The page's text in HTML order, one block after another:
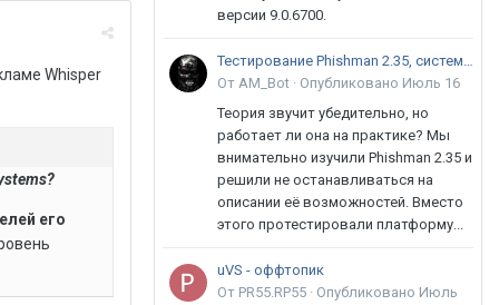
Whisper
его
версии 9.0.6700.
Тестирование Phishman 2.35, системы повышения осведомлённости пользователей в сфере ИБ
От AM_Bot · Опубликовано Июль 16
Теория звучит убедительно, но
работает ли она на практике? Мы
внимательно изучили Phishman 2.35 и
решили не останавливаться на
описании её возможностей. Вместо
этого протестировали платформу...
uVS - оффтопик
От PR55.RP55 · Опубликовано Июль